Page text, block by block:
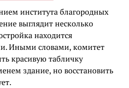
института благородных
выглядит несколько
находится
Иными словами, комитет
красивую табличку
здание, но восстановить